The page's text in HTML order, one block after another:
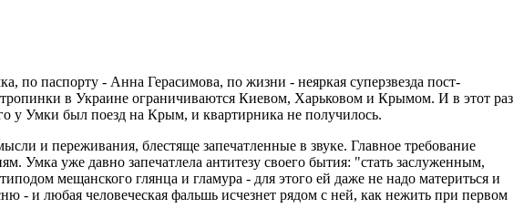
по паспорту - Анна Герасимова, по жизни - неяркая суперзвезда пост-
в Украине ограничиваются Киевом, Харьковом и Крымом. И в этот раз
у Умки был поезд на Крым, и квартирника не получилось.
и переживания, блестяще запечатленные в звуке. Главное требование
Умка уже давно запечатлела антитезу своего бытия: "стать заслуженным,
мещанского глянца и гламура - для этого ей даже не надо материться и
- и любая человеческая фальшь исчезнет рядом с ней, как нежить при первом